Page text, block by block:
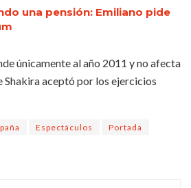
una pensión: Emiliano pide
únicamente al año 2011 y no afecta
Shakira aceptó por los ejercicios
Espectáculos
Portada